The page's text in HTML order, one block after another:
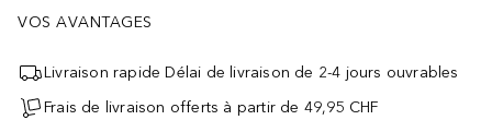
VOS AVANTAGES
Livraison rapide Délai de livraison de 2-4 jours ouvrables
Frais de livraison offerts à partir de 49,95 CHF